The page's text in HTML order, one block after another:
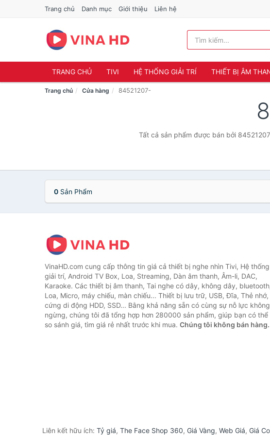
Trang chủ Danh mục Giới thiệu Liên hệ
TRANG CHỦ TIVI HỆ THỐNG GIẢI TRÍ THIẾT BỊ ÂM
Trang chủ Cửa hàng 84521207-
Tất cả sản phẩm được bán bởi
0 Sản Phẩm
VinaHD.com cung cấp thông tin giá cả thiết bị nghe nhìn Tivi, Hệ thống
giải trí, Android TV Box, Loa, Streaming, Dàn âm thanh, Âm-li, DAC,
Karaoke. Các thiết bị âm thanh, Tai nghe có dây, không dây,
Loa, Micro, máy chiếu, màn chiếu... Thiết bị lưu trữ, USB, Đĩa, Thẻ nhớ,
cứng di động HDD, SSD... Bằng khả năng sẵn có cùng sự nỗ lực không
ngừng, chúng tôi đã tổng hợp hơn 280000 sản phẩm, giúp bạn có thể
so sánh giá, tìm giá rẻ nhất trước khi mua. Chúng tôi không bán hàng.
Liên kết hữu ích: Tỷ giá, The Face Shop 360, Giá Vàng, Web Giá, Giá